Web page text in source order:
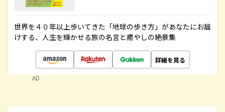
世界を４０年以上歩いてきた「地球の歩き方」があなたにお届
けする、人生を輝かせる旅の名言と癒やしの絶景集
詳細を見る
AD